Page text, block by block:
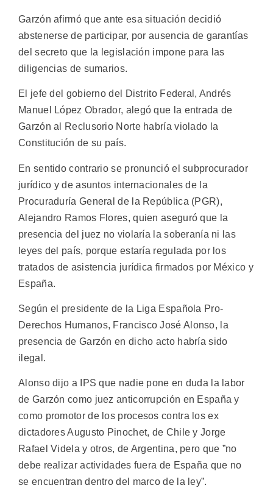
Garzón afirmó que ante esa situación decidió
abstenerse de participar, por ausencia de garantías
del secreto que la legislación impone para las
diligencias de sumarios.
El jefe del gobierno del Distrito Federal, Andrés
Manuel López Obrador, alegó que la entrada de
Garzón al Reclusorio Norte habría violado la
Constitución de su país.
En sentido contrario se pronunció el subprocurador
jurídico y de asuntos internacionales de la
Procuraduría General de la República (PGR),
Alejandro Ramos Flores, quien aseguró que la
presencia del juez no violaría la soberanía ni las
leyes del país, porque estaría regulada por los
tratados de asistencia jurídica firmados por México y
España.
Según el presidente de la Liga Española Pro-
Derechos Humanos, Francisco José Alonso, la
presencia de Garzón en dicho acto habría sido
ilegal.
Alonso dijo a IPS que nadie pone en duda la labor
de Garzón como juez anticorrupción en España y
como promotor de los procesos contra los ex
dictadores Augusto Pinochet, de Chile y Jorge
Rafael Videla y otros, de Argentina, pero que ”no
debe realizar actividades fuera de España que no
se encuentran dentro del marco de la ley”.